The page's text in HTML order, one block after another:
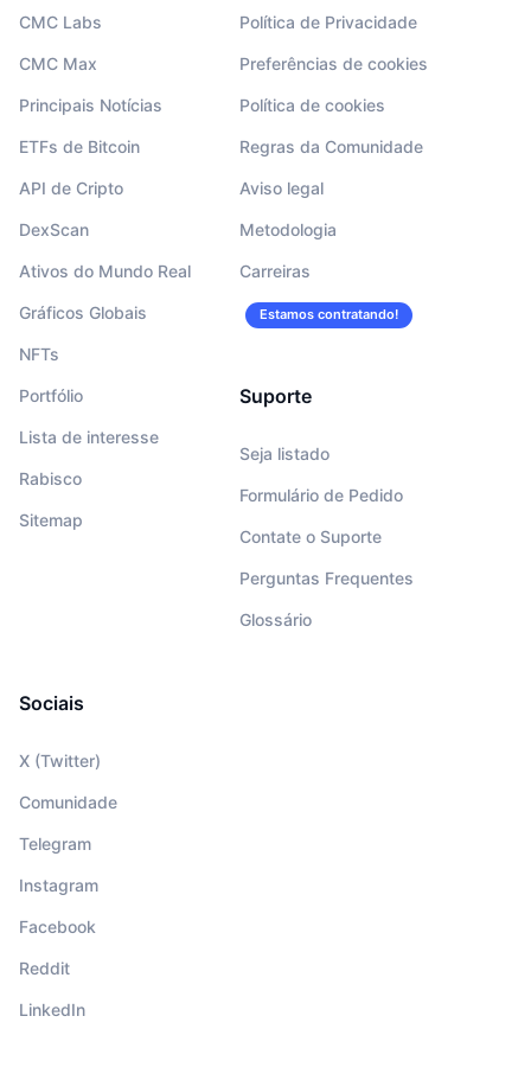
CMC Labs
CMC Max
Principais Notícias
ETFs de Bitcoin
API de Cripto
DexScan
Ativos do Mundo Real
Gráficos Globais
NFTs
Portfólio
Lista de interesse
Rabisco
Sitemap
Política de Privacidade
Preferências de cookies
Política de cookies
Regras da Comunidade
Aviso legal
Metodologia
Carreiras
Estamos contratando!
Suporte
Seja listado
Formulário de Pedido
Contate o Suporte
Perguntas Frequentes
Glossário
Sociais
X (Twitter)
Comunidade
Telegram
Instagram
Facebook
Reddit
LinkedIn